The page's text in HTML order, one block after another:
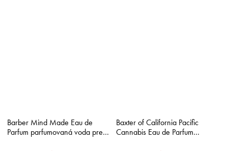
Barber Mind Made Eau de
Parfum parfumovaná voda pre
Baxter of California Pacific
Cannabis Eau de Parfum